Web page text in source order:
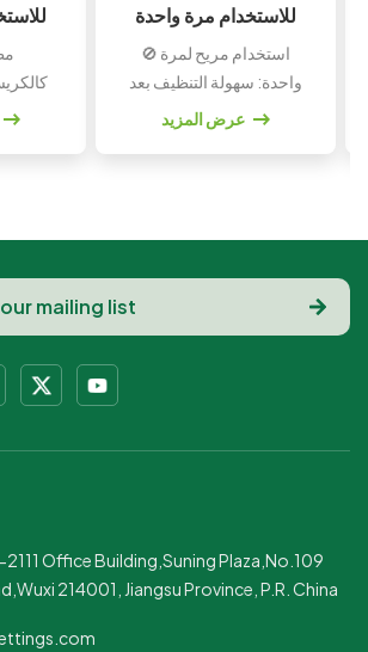
واحدة:
شديدة
يمنع
حلول
مزين ببريق ذهبي، كوب
شفاف للاستخدام مرة
واحدة سعة 10 أونصات
🏙️ تصميم أنيق لامع: تضفي
لمسات البريق الذهبي لمسة
احتفالية فاخرة على خدمة
فعّالة من حيث التكلفة
بالحفلات للمشترين بكميات
والمشروبات الغازية
واحدة: البلاستيك المتين
يقاوم التشقق والانحناء أثناء
عرض المزيد
Office Building,Suning Plaza,No.109
214001, Jiangsu Province, P.R. China